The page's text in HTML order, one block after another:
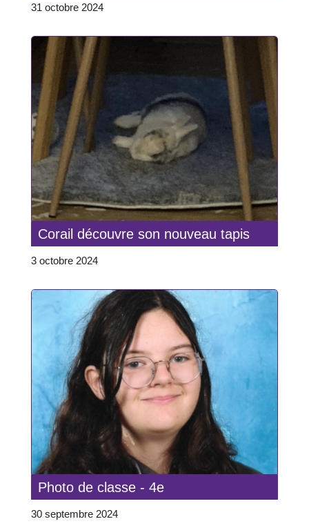
31 octobre 2024
Corail découvre son nouveau tapis
3 octobre 2024
Photo de classe - 4e
30 septembre 2024